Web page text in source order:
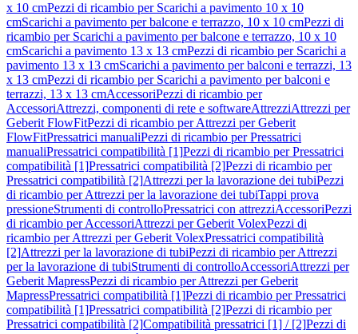
x 10 cmPezzi di ricambio per Scarichi a pavimento 10 x 10
cmScarichi a pavimento per balcone e terrazzo, 10 x 10 cmPezzi di
ricambio per Scarichi a pavimento per balcone e terrazzo, 10 x 10
cmScarichi a pavimento 13 x 13 cmPezzi di ricambio per Scarichi a
pavimento 13 x 13 cmScarichi a pavimento per balconi e terrazzi, 13
x 13 cmPezzi di ricambio per Scarichi a pavimento per balconi e
terrazzi, 13 x 13 cmAccessoriPezzi di ricambio per
AccessoriAttrezzi, componenti di rete e softwareAttrezziAttrezzi per
Geberit FlowFitPezzi di ricambio per Attrezzi per Geberit
FlowFitPressatrici manualiPezzi di ricambio per Pressatrici
manualiPressatrici compatibilità [1]Pezzi di ricambio per Pressatrici
compatibilità [1]Pressatrici compatibilità [2]Pezzi di ricambio per
Pressatrici compatibilità [2]Attrezzi per la lavorazione dei tubiPezzi
di ricambio per Attrezzi per la lavorazione dei tubiTappi prova
pressioneStrumenti di controlloPressatrici con attrezziAccessoriPezzi
di ricambio per AccessoriAttrezzi per Geberit VolexPezzi di
ricambio per Attrezzi per Geberit VolexPressatrici compatibilità
[2]Attrezzi per la lavorazione di tubiPezzi di ricambio per Attrezzi
per la lavorazione di tubiStrumenti di controlloAccessoriAttrezzi per
Geberit MapressPezzi di ricambio per Attrezzi per Geberit
MapressPressatrici compatibilità [1]Pezzi di ricambio per Pressatrici
compatibilità [1]Pressatrici compatibilità [2]Pezzi di ricambio per
Pressatrici compatibilità [2]Compatibilità pressatrici [1] / [2]Pezzi di